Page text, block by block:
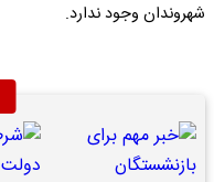
شهروندان وجود ندارد.